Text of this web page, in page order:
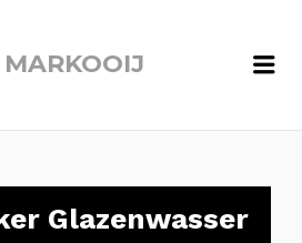
MARKOOIJ
Glazenwasser